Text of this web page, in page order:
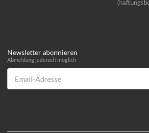
Newsletter abonnieren
Abmeldung jederzeit möglich
Email-Adresse